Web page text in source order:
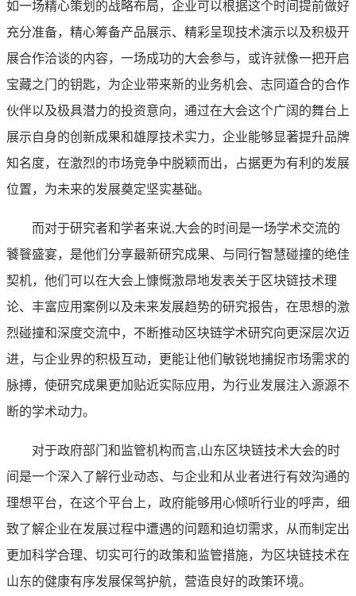
如一场精心策划的战略布局，企业可以根据这个时间提前做好
充分准备，精心筹备产品展示、精彩呈现技术演示以及积极开
展合作洽谈的内容，一场成功的大会参与，或许就像一把开启
宝藏之门的钥匙，为企业带来新的业务机会、志同道合的合作
伙伴以及极具潜力的投资意向，通过在大会这个广阔的舞台上
展示自身的创新成果和雄厚技术实力，企业能够显著提升品牌
知名度，在激烈的市场竞争中脱颖而出，占据更为有利的发展
位置，为未来的发展奠定坚实基础。
而对于研究者和学者来说,大会的时间是一场学术交流的
饕餮盛宴，是他们分享最新研究成果、与同行智慧碰撞的绝佳
契机，他们可以在大会上慷慨激昂地发表关于区块链技术理
论、丰富应用案例以及未来发展趋势的研究报告，在思想的激
烈碰撞和深度交流中，不断推动区块链学术研究向更深层次迈
进，与企业界的积极互动，更能让他们敏锐地捕捉市场需求的
脉搏，使研究成果更加贴近实际应用，为行业发展注入源源不
断的学术动力。
对于政府部门和监管机构而言,山东区块链技术大会的时
间是一个深入了解行业动态、与企业和从业者进行有效沟通的
理想平台，在这个平台上，政府能够用心倾听行业的呼声，细
致了解企业在发展过程中遭遇的问题和迫切需求，从而制定出
更加科学合理、切实可行的政策和监管措施，为区块链技术在
山东的健康有序发展保驾护航，营造良好的政策环境。